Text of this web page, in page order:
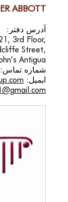
ABBOTT
آدرس دفتر:
3rd Floor,
Street,
Antigua
شماره تماس:
ایمیل: